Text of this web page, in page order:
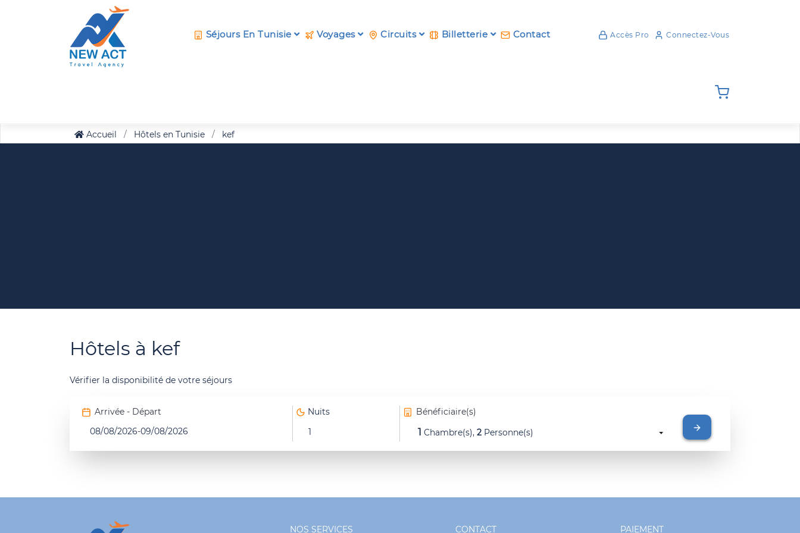
Séjours En Tunisie Voyages Circuits Billetterie Contact Accès Pro Connectez-Vous
Accueil Hôtels en Tunisie kef
Hôtels à kef
Vérifier la disponibilité de votre séjours
Arrivée - Départ
08/08/2026-09/08/2026
Nuits
1
Bénéficiaire(s)
1 Chambre(s), 2 Personne(s)
NOS SERVICES CONTACT PAIEMENT